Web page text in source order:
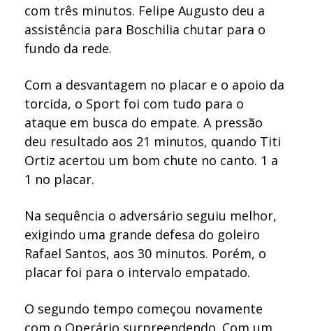
com três minutos. Felipe Augusto deu a
assistência para Boschilia chutar para o
fundo da rede.
Com a desvantagem no placar e o apoio da
torcida, o Sport foi com tudo para o
ataque em busca do empate. A pressão
deu resultado aos 21 minutos, quando Titi
Ortiz acertou um bom chute no canto. 1 a
1 no placar.
Na sequência o adversário seguiu melhor,
exigindo uma grande defesa do goleiro
Rafael Santos, aos 30 minutos. Porém, o
placar foi para o intervalo empatado.
O segundo tempo começou novamente
com o Operário surpreendendo. Com um